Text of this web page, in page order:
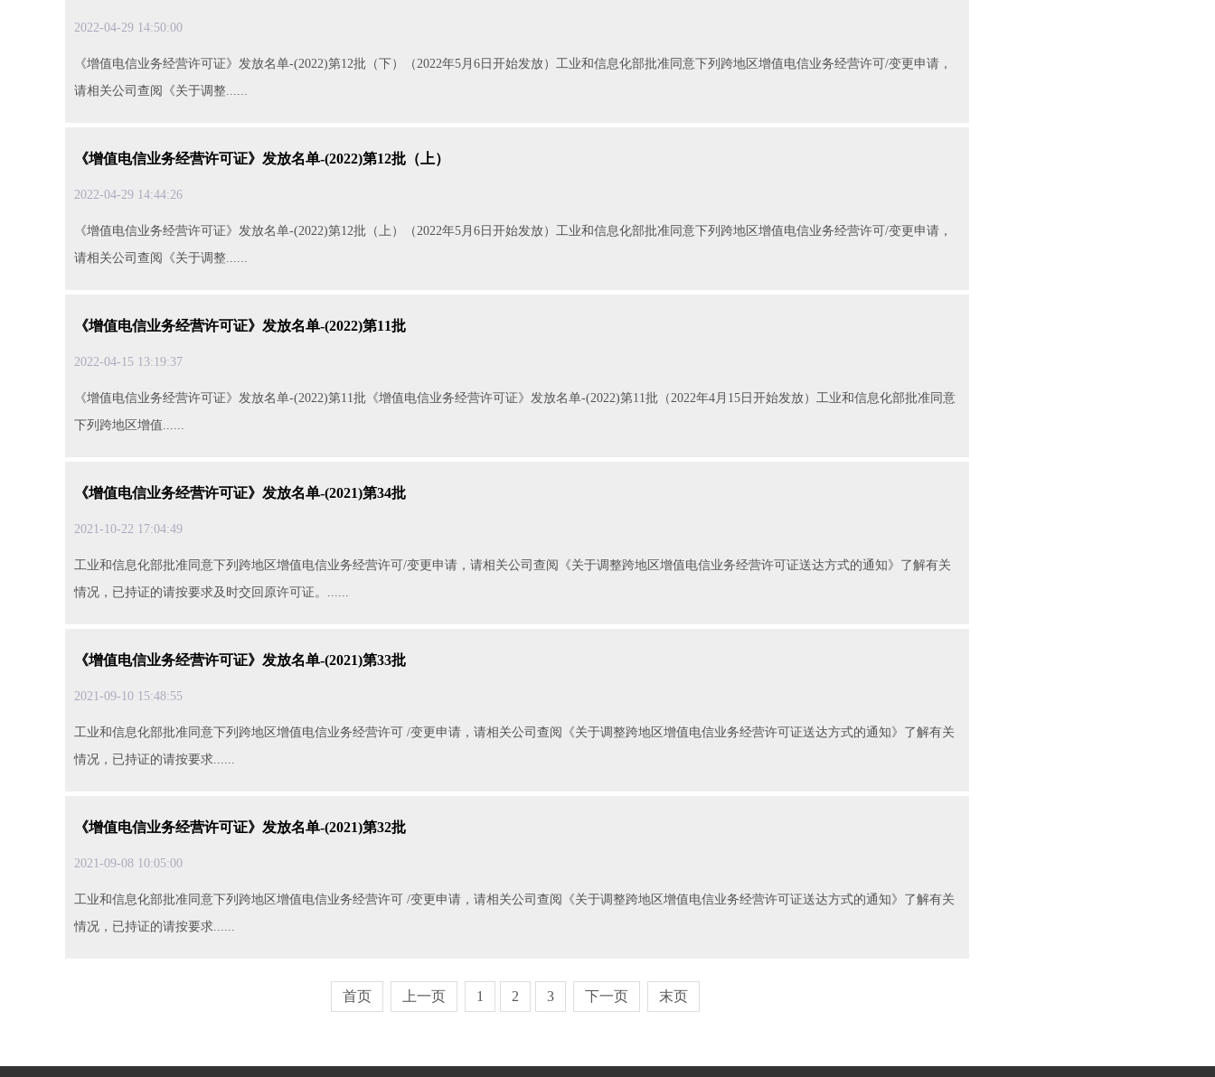
2022-04-2914:50:00
《增值电信业务经营许可证》发放名单-(2022)第12批（下）（2022年5月6日开始发放）工业和信息化部批准同意下列跨地区增值电信业务经营许可/变更申请，
请相关公司查阅《关于调整......
《增值电信业务经营许可证》发放名单-(2022)第12批（上）
2022-04-2914:44:26
《增值电信业务经营许可证》发放名单-(2022)第12批（上）（2022年5月6日开始发放）工业和信息化部批准同意下列跨地区增值电信业务经营许可/变更申请，
请相关公司查阅《关于调整......
《增值电信业务经营许可证》发放名单-(2022)第11批
2022-04-1513:19:37
《增值电信业务经营许可证》发放名单-(2022)第11批《增值电信业务经营许可证》发放名单-(2022)第11批（2022年4月15日开始发放）工业和信息化部批准同意
下列跨地区增值......
《增值电信业务经营许可证》发放名单-(2021)第34批
2021-10-2217:04:49
工业和信息化部批准同意下列跨地区增值电信业务经营许可/变更申请，请相关公司查阅《关于调整跨地区增值电信业务经营许可证送达方式的通知》了解有关
情况，已持证的请按要求及时交回原许可证。......
《增值电信业务经营许可证》发放名单-(2021)第33批
2021-09-1015:48:55
工业和信息化部批准同意下列跨地区增值电信业务经营许可/变更申请，请相关公司查阅《关于调整跨地区增值电信业务经营许可证送达方式的通知》了解有关
情况，已持证的请按要求......
《增值电信业务经营许可证》发放名单-(2021)第32批
2021-09-0810:05:00
工业和信息化部批准同意下列跨地区增值电信业务经营许可/变更申请，请相关公司查阅《关于调整跨地区增值电信业务经营许可证送达方式的通知》了解有关
情况，已持证的请按要求......
首页 上一页 1 2 3 下一页 末页